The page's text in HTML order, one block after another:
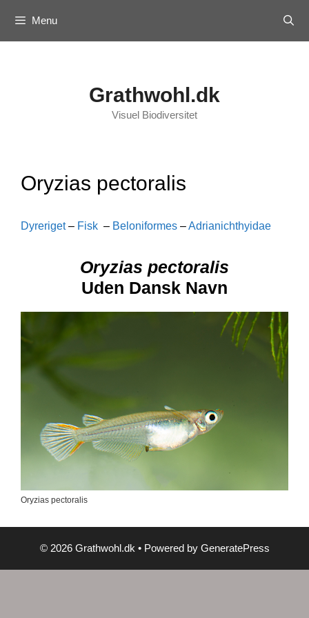
content
Menu
Grathwohl.dk
Visuel Biodiversitet
Oryzias pectoralis
Dyreriget– Fisk – Beloniformes –Adrianichthyidae
Oryzias pectoralis
Uden Dansk Navn
Oryzias pectoralis
© 2026 Grathwohl.dk • Powered by GeneratePress